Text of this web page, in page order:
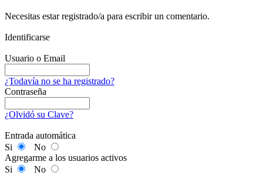
Necesitas estar registrado/a para escribir un comentario.
Identificarse
Usuario o Email
¿Todavía no se ha registrado?
Contraseña
¿Olvidó su Clave?
Entrada automática
Si
No
Agregarme a los usuarios activos
Si
No